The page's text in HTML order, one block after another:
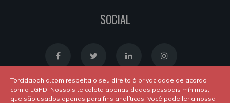
SOCIAL
Torcidabahia.com respeita o seu direito à privacidade de acordo
com o LGPD. Nosso site coleta apenas dados pessoais mínimos,
que são usados apenas para fins analíticos. Você pode ler a nossa